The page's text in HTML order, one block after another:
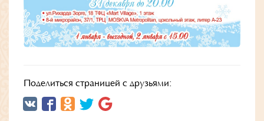
Поделиться страницей с друзьями: